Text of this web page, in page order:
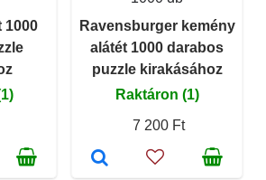
1000
Ravensburger kemény
alátét 1000 darabos
puzzle kirakásához
Raktáron (1)
7 200 Ft